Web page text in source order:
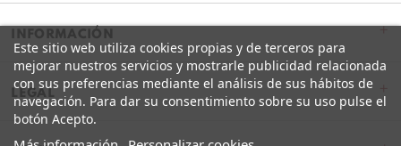
INFORMACIÓN
LEGAL
Este sitio web utiliza cookies propias y de terceros para
mejorar nuestros servicios y mostrarle publicidad relacionada
con sus preferencias mediante el análisis de sus hábitos de
navegación. Para dar su consentimiento sobre su uso pulse el
botón Acepto.